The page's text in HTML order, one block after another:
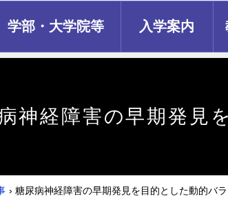
学部・大学院等 入学案内
神経障害の早期発見
› 糖尿病神経障害の早期発見を目的とした動的バ